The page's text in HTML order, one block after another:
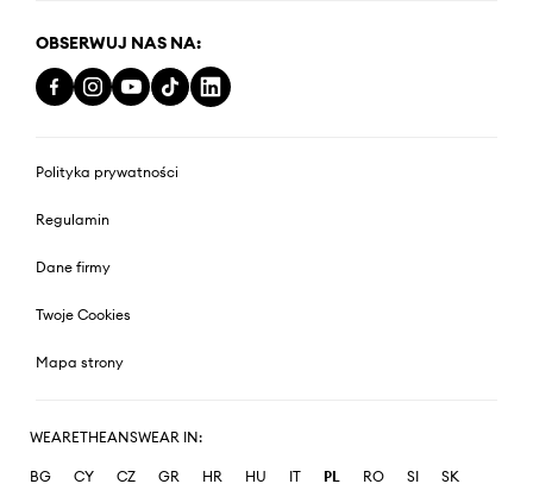
OBSERWUJ NAS NA:
Polityka prywatności
Regulamin
Dane firmy
Twoje Cookies
Mapa strony
WEARETHEANSWEAR IN:
BG CY CZ GR HR HU IT PL RO SI SK